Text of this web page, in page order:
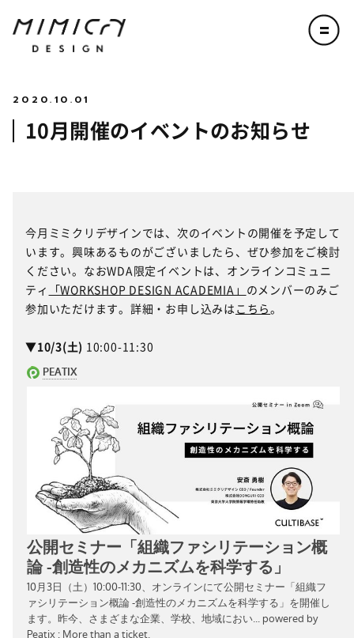
WORKSHOP
商品開発 組織開発 人材育成 地域活性化
PROJECT
NEWS
BLOG
CONTACT
PRODUCT
COMPANY
MEMBER
CULTIBASE Lab
2020.10.01
10月開催のイベントのお知らせ
今月ミミクリデザインでは、次のイベントの開催を予定して
います。興味あるものがございましたら、ぜひ参加をご検討
ください。なおWDA限定イベントは、オンラインコミュニ
ティ
「WORKSHOP DESIGN ACADEMIA」
のメンバーのみご
参加いただけます。詳細・お申し込みは こちら 。
▼10/3(土) 10:00-11:30